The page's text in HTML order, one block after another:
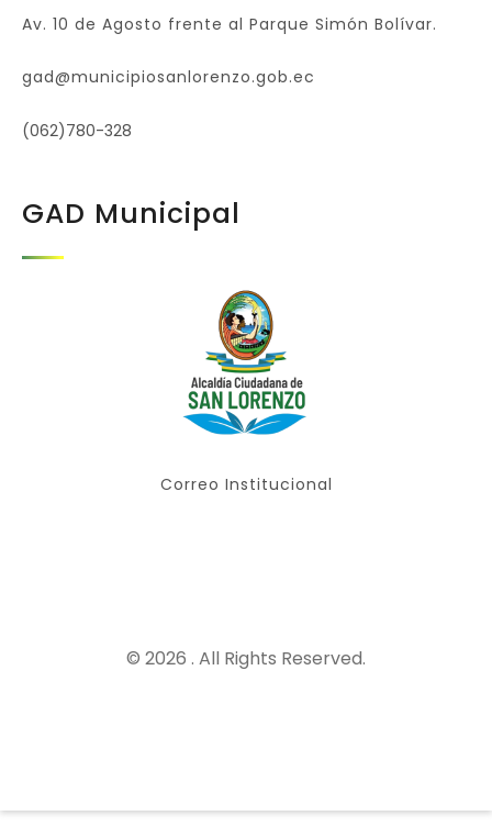
Av. 10 de Agosto frente al Parque Simón Bolívar.
gad@municipiosanlorenzo.gob.ec
(062)780-328
GAD Municipal
Correo Institucional
© 2026 . All Rights Reserved.